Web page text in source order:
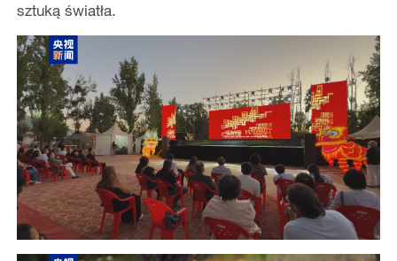
sztuką światła.